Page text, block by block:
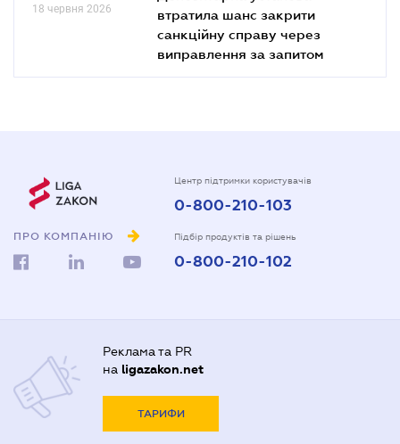
18 червня 2026
втратила шанс закрити
санкційну справу через
виправлення за запитом
ПРО КОМПАНІЮ
Центр підтримки користувачів
0-800-210-103
Підбір продуктів та рішень
0-800-210-102
Реклама та PR
на ligazakon.net
ТАРИФИ